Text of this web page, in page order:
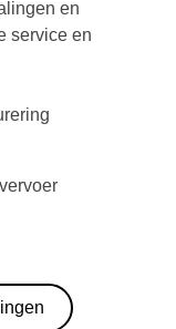
en
service en